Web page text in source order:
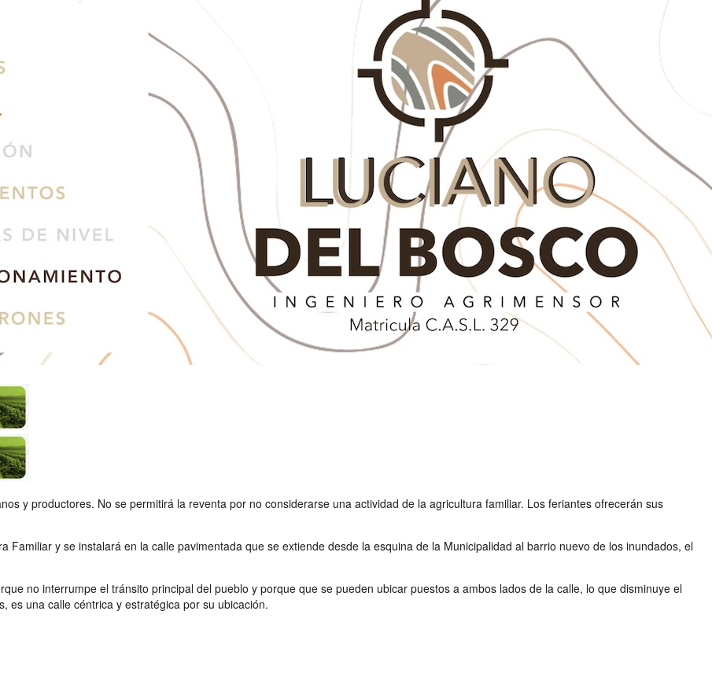
y productores. No se permitirá la reventa por no considerarse una actividad de la agricultura familiar. Los feriantes ofrecerán sus
Familiar y se instalará en la calle pavimentada que se extiende desde la esquina de la Municipalidad al barrio nuevo de los inundados, el
no interrumpe el tránsito principal del pueblo y porque que se pueden ubicar puestos a ambos lados de la calle, lo que disminuye el
es una calle céntrica y estratégica por su ubicación.